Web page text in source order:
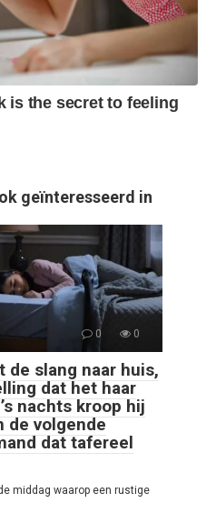
geïnteresseerd in
0 0
de slang naar huis,
dat het haar
nachts kroop hij
de volgende
dat tafereel
middag waarop een rustige